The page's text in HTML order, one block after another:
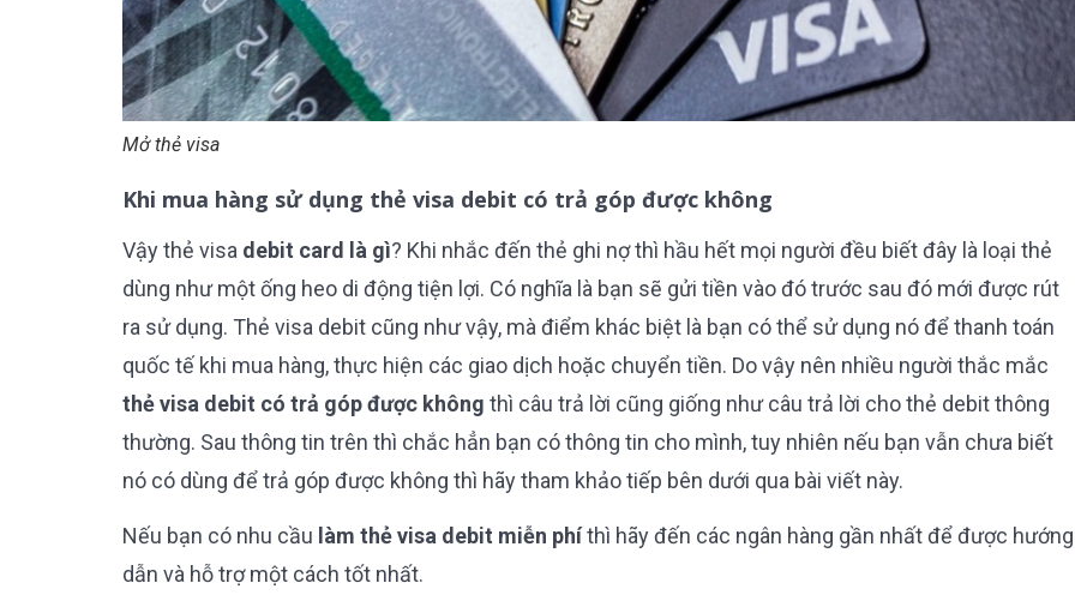
Mở thẻ visa
Khi mua hàng sử dụng thẻ visa debit có trả góp được không
Vậy thẻ visa debit card là gì? Khi nhắc đến thẻ ghi nợ thì hầu hết mọi người đều biết đây là loại thẻ
dùng như một ống heo di động tiện lợi. Có nghĩa là bạn sẽ gửi tiền vào đó trước sau đó mới được rút
ra sử dụng. Thẻ visa debit cũng như vậy, mà điểm khác biệt là bạn có thể sử dụng nó để thanh toán
quốc tế khi mua hàng, thực hiện các giao dịch hoặc chuyển tiền. Do vậy nên nhiều người thắc mắc
thẻ visa debit có trả góp được không thì câu trả lời cũng giống như câu trả lời cho thẻ debit thông
thường. Sau thông tin trên thì chắc hẳn bạn có thông tin cho mình, tuy nhiên nếu bạn vẫn chưa biết
nó có dùng để trả góp được không thì hãy tham khảo tiếp bên dưới qua bài viết này.
Nếu bạn có nhu cầu làm thẻ visa debit miễn phíthì hãy đến các ngân hàng gần nhất để được hướng
dẫn và hỗ trợ một cách tốt nhất.